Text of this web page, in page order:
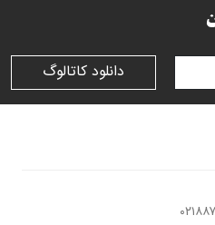
دانلود کاتالوگ